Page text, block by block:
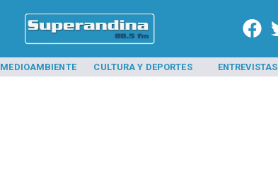
MEDIOAMBIENTE CULTURA Y DEPORTES ENTREVISTAS